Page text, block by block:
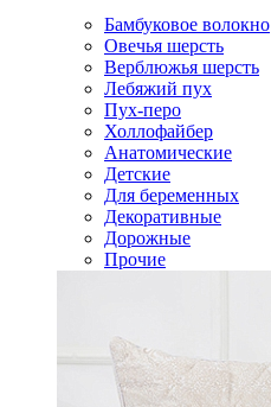
Бамбуковое волокно
Овечья шерсть
Верблюжья шерсть
Лебяжий пух
Пух-перо
Холлофайбер
Анатомические
Детские
Для беременных
Декоративные
Дорожные
Прочие